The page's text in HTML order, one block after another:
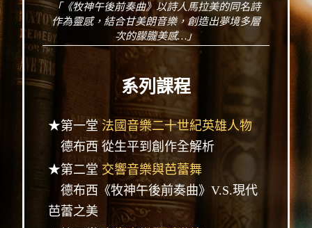
「《牧神午後前奏曲》以詩人馬拉美的同名詩
作為靈感，結合甘美朗音樂，創造出夢境多層
次的朦朧美感…」
系列課程
★第一堂法國音樂二十世紀英雄人物
德布西 從生平到創作全解析
★第二堂 交響音樂與芭蕾舞
德布西《牧神午後前奏曲》V.S.現代
芭蕾之美